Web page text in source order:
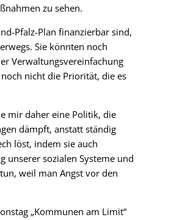
zu sehen.
Pfalz-Plan finanzierbar sind,
Sie könnten noch
Verwaltungsvereinfachung
nicht die Priorität, die es
mir daher eine Politik, die
dämpft, anstatt ständig
löst, indem sie auch
unserer sozialen Systeme und
weil man Angst vor den
„Kommunen am Limit“